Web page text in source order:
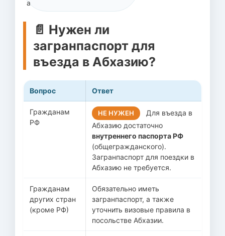
📄 Нужен ли
загранпаспорт для
въезда в Абхазию?
Вопрос Ответ
Гражданам
РФ
НЕ НУЖЕН
Для въезда в
Абхазию достаточно
внутреннего паспорта РФ
(общегражданского).
Загранпаспорт для поездки в
Абхазию не требуется.
Гражданам
других стран
(кроме РФ)
Обязательно иметь
загранпаспорт, а также
уточнить визовые правила в
посольстве Абхазии.